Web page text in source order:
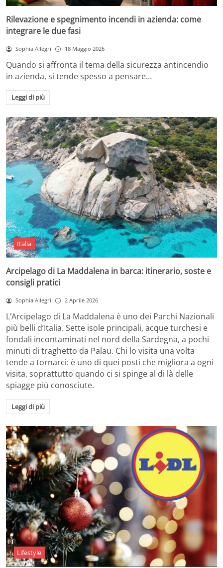
Rilevazione e spegnimento incendi in azienda: come
integrare le due fasi
Sophia Allegri 18 Maggio 2026
Quando si affronta il tema della sicurezza antincendio
in azienda, si tende spesso a pensare…
Leggi di più
Italia
Arcipelago di La Maddalena in barca: itinerario, soste e
consigli pratici
Sophia Allegri 2 Aprile 2026
L’Arcipelago di La Maddalena è uno dei Parchi Nazionali
più belli d’Italia. Sette isole principali, acque turchesi e
fondali incontaminati nel nord della Sardegna, a pochi
minuti di traghetto da Palau. Chi lo visita una volta
tende a tornarci: è uno di quei posti che migliora a ogni
visita, soprattutto quando ci si spinge al di là delle
spiagge più conosciute.
Leggi di più
Lifestyle